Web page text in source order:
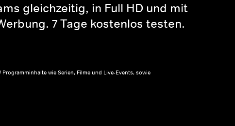
gleichzeitig, in Full HD und mit
7 Tage kostenlos testen.
wie Serien, Filme und Live-Events, sowie